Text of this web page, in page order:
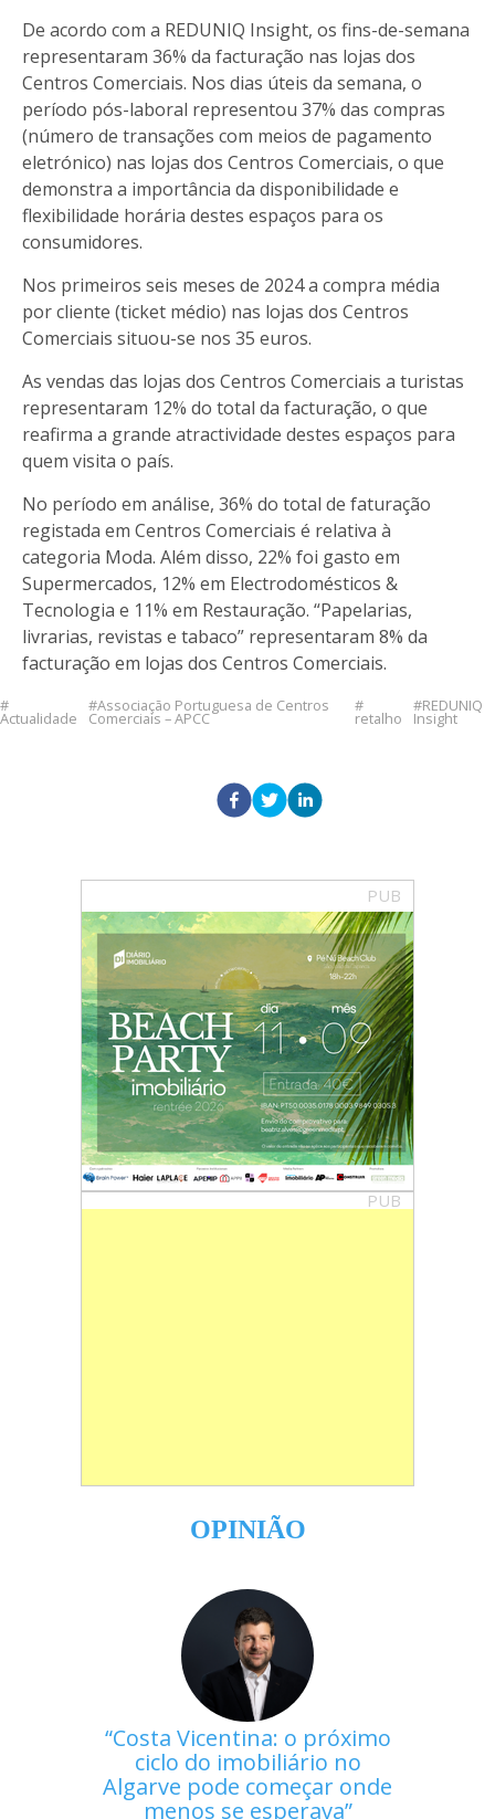
De acordo com a REDUNIQ Insight, os fins-de-semana
representaram 36% da facturação nas lojas dos
Centros Comerciais. Nos dias úteis da semana, o
período pós-laboral representou 37% das compras
(número de transações com meios de pagamento
eletrónico) nas lojas dos Centros Comerciais, o que
demonstra a importância da disponibilidade e
flexibilidade horária destes espaços para os
consumidores.
Nos primeiros seis meses de 2024 a compra média
por cliente (ticket médio) nas lojas dos Centros
Comerciais situou-se nos 35 euros.
As vendas das lojas dos Centros Comerciais a turistas
representaram 12% do total da facturação, o que
reafirma a grande atractividade destes espaços para
quem visita o país.
No período em análise, 36% do total de faturação
registada em Centros Comerciais é relativa à
categoria Moda. Além disso, 22% foi gasto em
Supermercados, 12% em Electrodomésticos &
Tecnologia e 11% em Restauração. “Papelarias,
livrarias, revistas e tabaco” representaram 8% da
facturação em lojas dos Centros Comerciais.
Actualidade
Associação Portuguesa de Centros
Comerciais – APCC retalho
REDUNIQ
Insight
PUB
PUB
OPINIÃO
Costa Vicentina: o próximo
ciclo do imobiliário no
Algarve pode começar onde
menos se esperava